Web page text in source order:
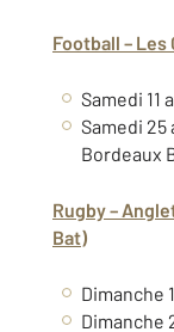
Football – Les
Samedi 11
Samedi
Bordeaux
Rugby –
Bat)
Dimanche
Dimanche